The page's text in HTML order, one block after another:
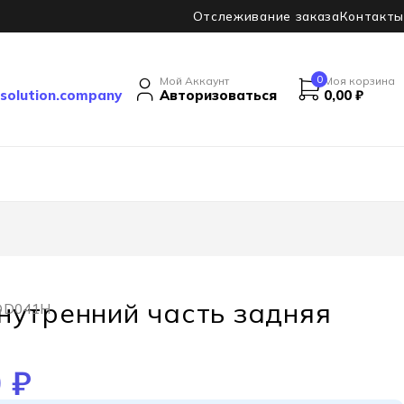
Отслеживание заказаКонтакты
Мой Аккаунт
Авторизоваться
0 Моя корзина
0,00 ₽
часть задняя
₽